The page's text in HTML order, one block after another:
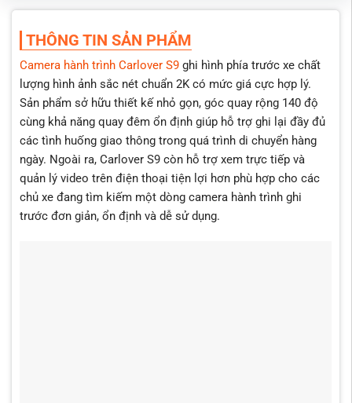
THÔNG TIN SẢN PHẨM
Camera hành trình Carlover S9ghi hình phía trước xe chất
lượng hình ảnh sắc nét chuẩn 2K có mức giá cực hợp lý.
Sản phẩm sở hữu thiết kế nhỏ gọn, góc quay rộng 140 độ
cùng khả năng quay đêm ổn định giúp hỗ trợ ghi lại đầy đủ
các tình huống giao thông trong quá trình di chuyển hàng
ngày. Ngoài ra, Carlover S9 còn hỗ trợ xem trực tiếp và
quản lý video trên điện thoại tiện lợi hơn phù hợp cho các
chủ xe đang tìm kiếm một dòng camera hành trình ghi
trước đơn giản, ổn định và dễ sử dụng.